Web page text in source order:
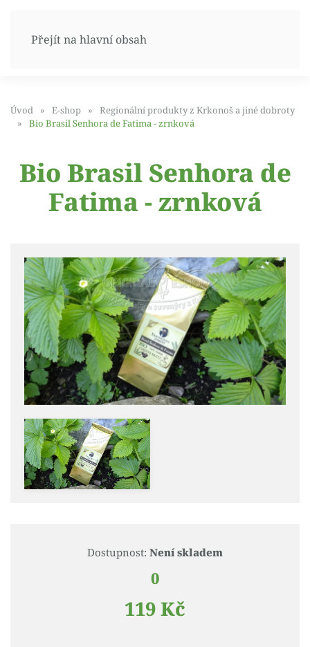
Přejít na hlavní obsah
Úvod E-shop
Regionální produkty z Krkonoš a jiné dobroty
Bio Brasil Senhora de Fatima - zrnková
Bio Brasil Senhora de
Fatima - zrnková
Dostupnost: Není skladem
0
119 Kč